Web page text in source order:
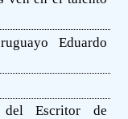
Eduardo
del Escritor de